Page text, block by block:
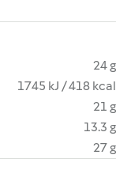
24 g
1745 kJ / 418 kcal
21 g
13.3 g
27 g